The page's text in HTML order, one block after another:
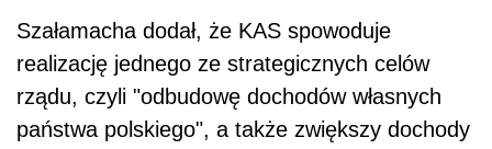
Szałamacha dodał, że KAS spowoduje
realizację jednego ze strategicznych celów
rządu, czyli "odbudowę dochodów własnych
państwa polskiego", a także zwiększy dochody